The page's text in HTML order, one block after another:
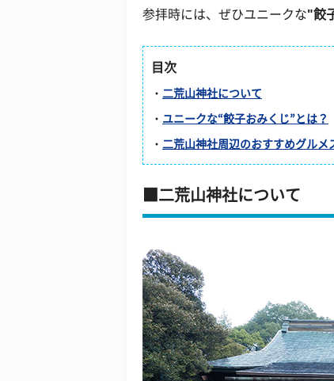
参拝時には、ぜひユニークな"餃
目次
・ 二荒山神社について
・ ユニークな“餃子おみくじ”とは？
・ 二荒山神社周辺のおすすめグルメ
二荒山神社について